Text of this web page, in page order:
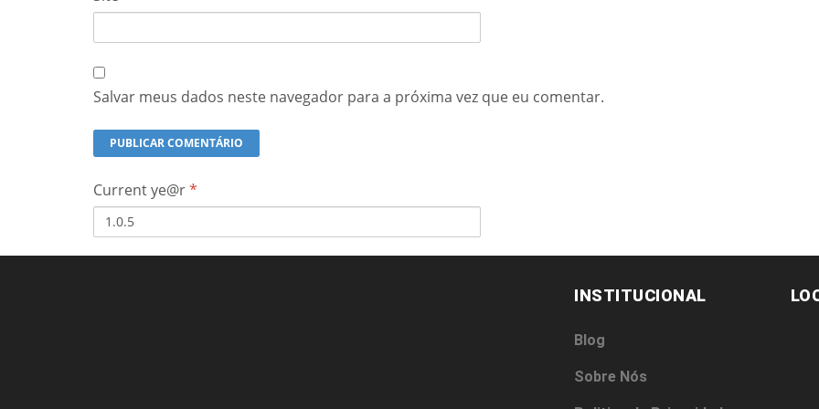
Salvar meus dados neste navegador para a próxima vez que eu comentar.
Current ye@r*
INSTITUCIONAL
Blog
Sobre Nós